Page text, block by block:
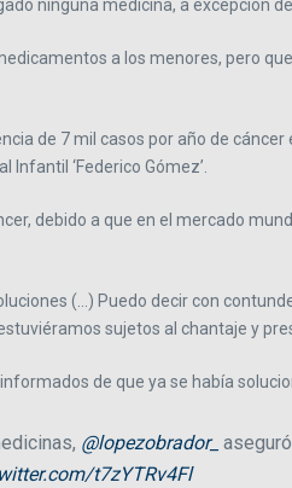
ninguna medicina, a excepción del
a los menores, pero
de 7 mil casos por año de
Infantil ‘Federico Gómez’.
debido a que en el mercado
(…) Puedo decir con
sujetos al chantaje y
de que ya se había
@lopezobrador_
t7zYTRv4Fl